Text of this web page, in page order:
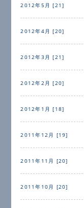
2012年5月 [21]
2012年4月 [20]
2012年3月 [21]
2012年2月 [20]
2012年1月 [18]
2011年12月 [19]
2011年11月 [20]
2011年10月 [20]